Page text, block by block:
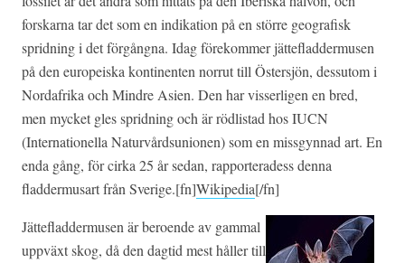
forskarna tar det som en indikation på en större geografisk
spridning i det förgångna. Idag förekommer jättefladdermusen
på den europeiska kontinenten norrut till Östersjön, dessutom i
Nordafrika och Mindre Asien. Den har visserligen en bred,
men mycket gles spridning och är rödlistad hos IUCN
(Internationella Naturvårdsunionen) som en missgynnad art. En
enda gång, för cirka 25 år sedan, rapporteradess denna
fladdermusart från Sverige.[fn]Wikipedia[/fn]
Jättefladdermusen är beroende av gammal
uppväxt skog, då den dagtid mest håller till